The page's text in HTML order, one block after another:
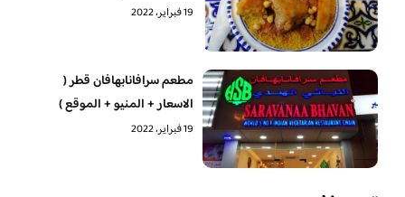
19 فبراير، 2022
مطعم سرافانابهافان قطر (
الاسعار + المنيو + الموقع )
19 فبراير، 2022